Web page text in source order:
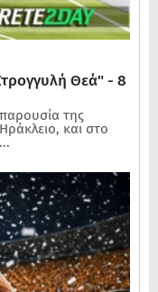
Θεά" - 8
της
και στο